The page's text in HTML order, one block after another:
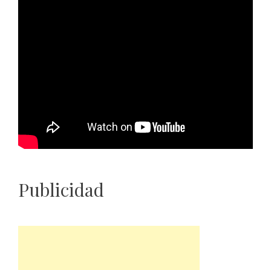
Publicidad